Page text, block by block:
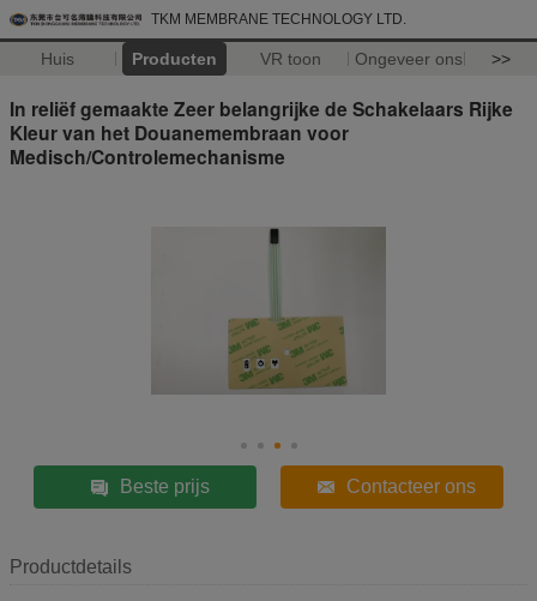
TKM MEMBRANE TECHNOLOGY LTD.
Huis Producten VR toon Ongeveer ons >>
In reliëf gemaakte Zeer belangrijke de Schakelaars Rijke
Kleur van het Douanemembraan voor
Medisch/Controlemechanisme
Beste prijs Contacteer ons
Productdetails